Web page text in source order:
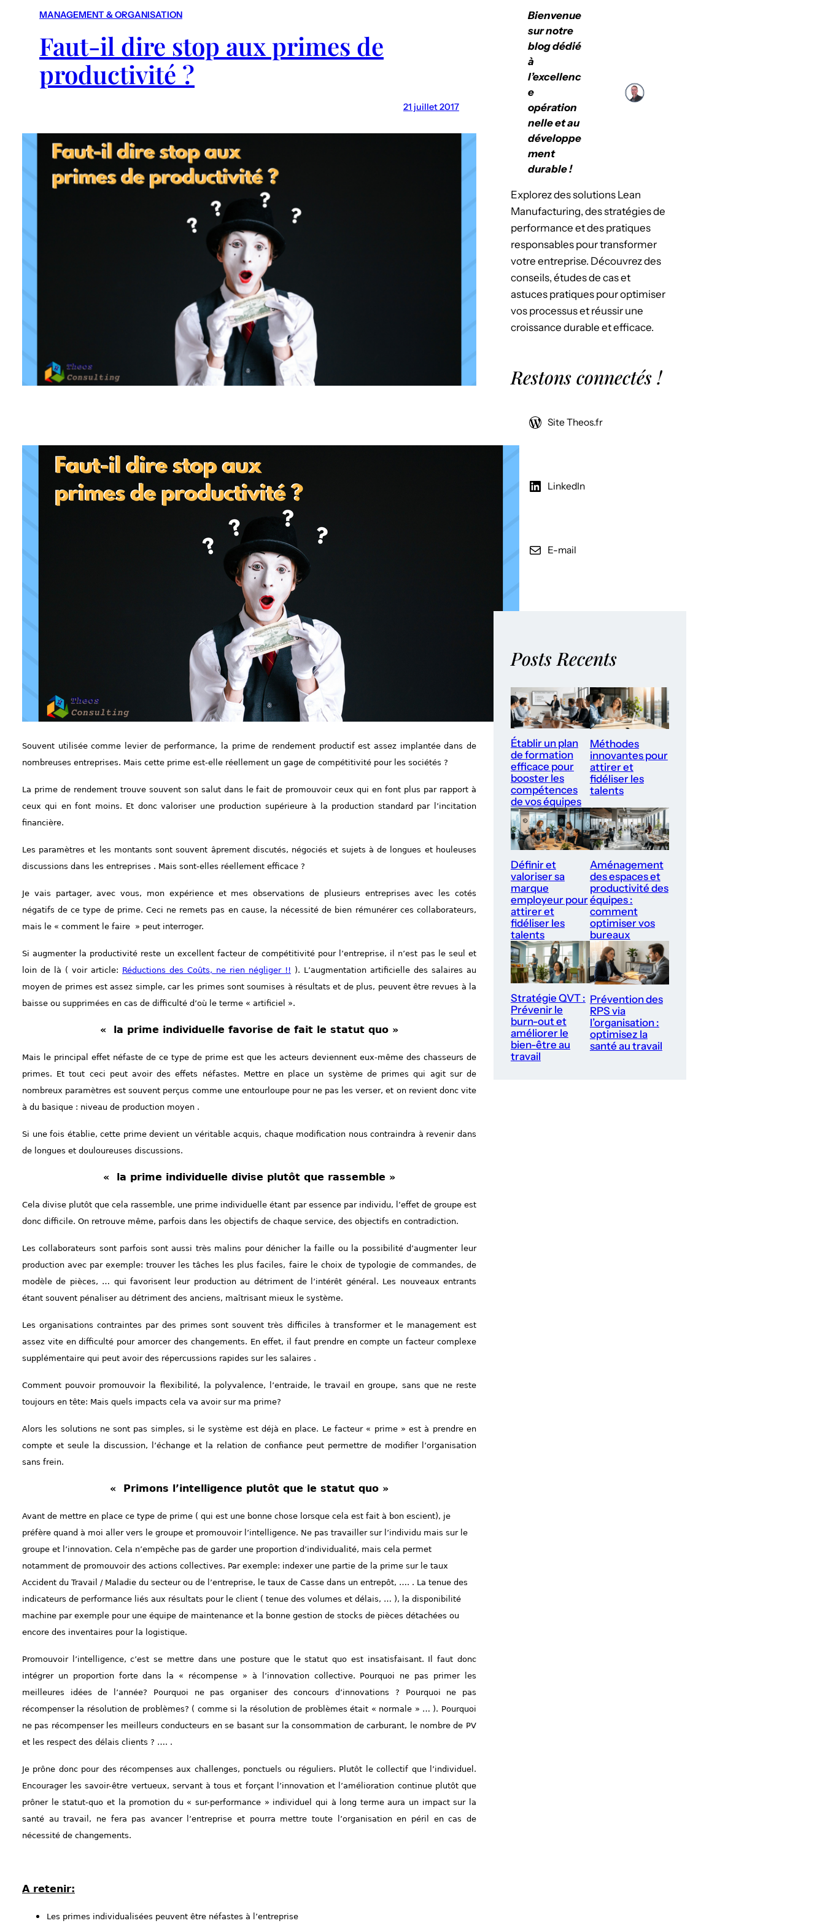
MANAGEMENT & ORGANISATION
Faut-il dire stop aux primes de
productivité ?
21 juillet 2017
Souvent utilisée comme levier de performance, la prime de rendement productif est assez implantée dans de
nombreuses entreprises. Mais cette prime est-elle réellement un gage de compétitivité pour les sociétés ?
La prime de rendement trouve souvent son salut dans le fait de promouvoir ceux qui en font plus par rapport à
ceux qui en font moins. Et donc valoriser une production supérieure à la production standard par l’incitation
financière.
Les paramètres et les montants sont souvent âprement discutés, négociés et sujets à de longues et houleuses
discussions dans les entreprises . Mais sont-elles réellement efficace ?
Je vais partager, avec vous, mon expérience et mes observations de plusieurs entreprises avec les cotés
négatifs de ce type de prime. Ceci ne remets pas en cause, la nécessité de bien rémunérer ces collaborateurs,
mais le « comment le faire » peut interroger.
Si augmenter la productivité reste un excellent facteur de compétitivité pour l’entreprise, il n’est pas le seul et
loin de là ( voir article: Réductions des Coûts, ne rien négliger !! ). L’augmentation artificielle des salaires au
moyen de primes est assez simple, car les primes sont soumises à résultats et de plus, peuvent être revues à la
baisse ou supprimées en cas de difficulté d’où le terme « artificiel ».
« la prime individuelle favorise de fait le statut quo »
Mais le principal effet néfaste de ce type de prime est que les acteurs deviennent eux-même des chasseurs de
primes. Et tout ceci peut avoir des effets néfastes. Mettre en place un système de primes qui agit sur de
nombreux paramètres est souvent perçus comme une entourloupe pour ne pas les verser, et on revient donc vite
à du basique : niveau de production moyen .
Si une fois établie, cette prime devient un véritable acquis, chaque modification nous contraindra à revenir dans
de longues et douloureuses discussions.
« la prime individuelle divise plutôt que rassemble »
Cela divise plutôt que cela rassemble, une prime individuelle étant par essence par individu, l’effet de groupe est
donc difficile. On retrouve même, parfois dans les objectifs de chaque service, des objectifs en contradiction.
Les collaborateurs sont parfois sont aussi très malins pour dénicher la faille ou la possibilité d’augmenter leur
production avec par exemple: trouver les tâches les plus faciles, faire le choix de typologie de commandes, de
modèle de pièces, … qui favorisent leur production au détriment de l’intérêt général. Les nouveaux entrants
étant souvent pénaliser au détriment des anciens, maîtrisant mieux le système.
Les organisations contraintes par des primes sont souvent très difficiles à transformer et le management est
assez vite en difficulté pour amorcer des changements. En effet, il faut prendre en compte un facteur complexe
supplémentaire qui peut avoir des répercussions rapides sur les salaires .
Comment pouvoir promouvoir la flexibilité, la polyvalence, l’entraide, le travail en groupe, sans que ne reste
toujours en tête: Mais quels impacts cela va avoir sur ma prime?
Alors les solutions ne sont pas simples, si le système est déjà en place. Le facteur « prime » est à prendre en
compte et seule la discussion, l’échange et la relation de confiance peut permettre de modifier l’organisation
sans frein.
« Primons l’intelligence plutôt que le statut quo »
Avant de mettre en place ce type de prime ( qui est une bonne chose lorsque cela est fait à bon escient), je
préfère quand à moi aller vers le groupe et promouvoir l’intelligence. Ne pas travailler sur l’individu mais sur le
groupe et l’innovation. Cela n’empêche pas de garder une proportion d’individualité, mais cela permet
notamment de promouvoir des actions collectives. Par exemple: indexer une partie de la prime sur le taux
Accident du Travail / Maladie du secteur ou de l’entreprise, le taux de Casse dans un entrepôt, …. . La tenue des
indicateurs de performance liés aux résultats pour le client ( tenue des volumes et délais, … ), la disponibilité
machine par exemple pour une équipe de maintenance et la bonne gestion de stocks de pièces détachées ou
encore des inventaires pour la logistique.
Promouvoir l’intelligence, c’est se mettre dans une posture que le statut quo est insatisfaisant. Il faut donc
intégrer un proportion forte dans la « récompense » à l’innovation collective. Pourquoi ne pas primer les
meilleures idées de l’année? Pourquoi ne pas organiser des concours d’innovations ? Pourquoi ne pas
récompenser la résolution de problèmes? ( comme si la résolution de problèmes était « normale » … ). Pourquoi
ne pas récompenser les meilleurs conducteurs en se basant sur la consommation de carburant, le nombre de PV
et les respect des délais clients ? …. .
Je prône donc pour des récompenses aux challenges, ponctuels ou réguliers. Plutôt le collectif que l’individuel.
Encourager les savoir-être vertueux, servant à tous et forçant l’innovation et l’amélioration continue plutôt que
prôner le statut-quo et la promotion du « sur-performance » individuel qui à long terme aura un impact sur la
santé au travail, ne fera pas avancer l’entreprise et pourra mettre toute l’organisation en péril en cas de
nécessité de changements.
A retenir:
Les primes individualisées peuvent être néfastes à l’entreprise
Bienvenue
sur notre
blog dédié
à
l’excellenc
e
opération
nelle et au
développe
ment
durable !
Explorez des solutions Lean
Manufacturing, des stratégies de
performance et des pratiques
responsables pour transformer
votre entreprise. Découvrez des
conseils, études de cas et
astuces pratiques pour optimiser
vos processus et réussir une
croissance durable et efficace.
Restons connectés !
Site Theos.fr
LinkedIn
E-mail
Posts Recents
Établir un plan
de formation
efficace pour
booster les
compétences
de vos équipes
Méthodes
innovantes pour
attirer et
fidéliser les
talents
Définir et
valoriser sa
marque
employeur pour
attirer et
fidéliser les
talents
Aménagement
des espaces et
productivité des
équipes :
comment
optimiser vos
bureaux
Stratégie QVT :
Prévenir le
burn-out et
améliorer le
bien-être au
travail
Prévention des
RPS via
l’organisation :
optimisez la
santé au travail